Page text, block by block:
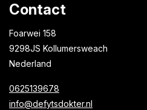
Contact
Foarwei 158
9298JS Kollumersweach
Nederland
0625139678
info@defytsdokter.nl